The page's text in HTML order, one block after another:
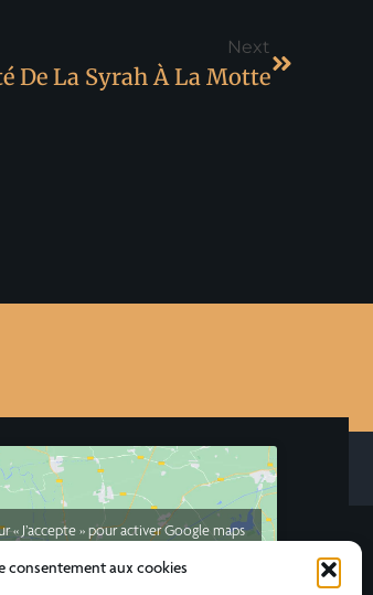
consentement aux cookies
Next
De La Syrah À La Motte
« J’accepte » pour activer Google maps
Politique de confidentialité